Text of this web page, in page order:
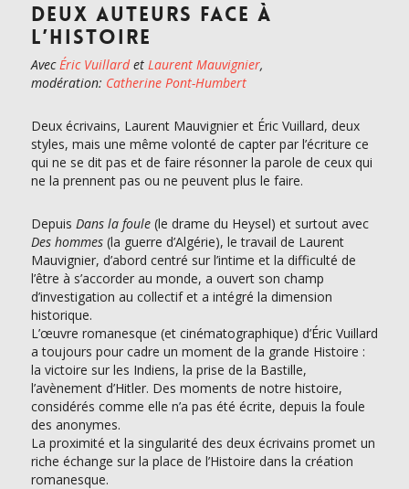
DEUX AUTEURS FACE À
L’HISTOIRE
Avec Éric Vuillardet Laurent Mauvignier,
modération: Catherine Pont-Humbert
Deux écrivains, Laurent Mauvignier et Éric Vuillard, deux
styles, mais une même volonté de capter par l’écriture ce
qui ne se dit pas et de faire résonner la parole de ceux qui
ne la prennent pas ou ne peuvent plus le faire.
Depuis Dans la foule(le drame du Heysel) et surtout avec
Des hommes(la guerre d’Algérie), le travail de Laurent
Mauvignier, d’abord centré sur l’intime et la difficulté de
l’être à s’accorder au monde, a ouvert son champ
d’investigation au collectif et a intégré la dimension
historique.
L’œuvre romanesque (et cinématographique) d’Éric Vuillard
a toujours pour cadre un moment de la grande Histoire :
la victoire sur les Indiens, la prise de la Bastille,
l’avènement d’Hitler. Des moments de notre histoire,
considérés comme elle n’a pas été écrite, depuis la foule
des anonymes.
La proximité et la singularité des deux écrivains promet un
riche échange sur la place de l’Histoire dans la création
romanesque.